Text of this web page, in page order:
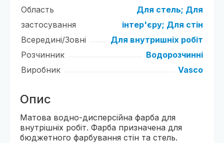
Область
застосування
Для стель; Для
інтер'єру; Для стін
Всередині/Зовні
Для внутришніх робіт
Розчинник
Водорозчинні
Виробник
Vasco
Опис
Матова водно-дисперсійна фарба для
внутрішніх робіт. Фарба призначена для
бюджетного фарбування стін та стель.